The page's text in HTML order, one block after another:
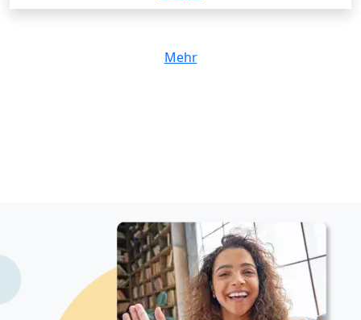
online classes (Portuguese-German-English).
Mehr